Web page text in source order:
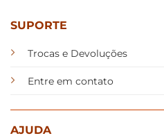
SUPORTE
Trocas e Devoluções
Entre em contato
AJUDA